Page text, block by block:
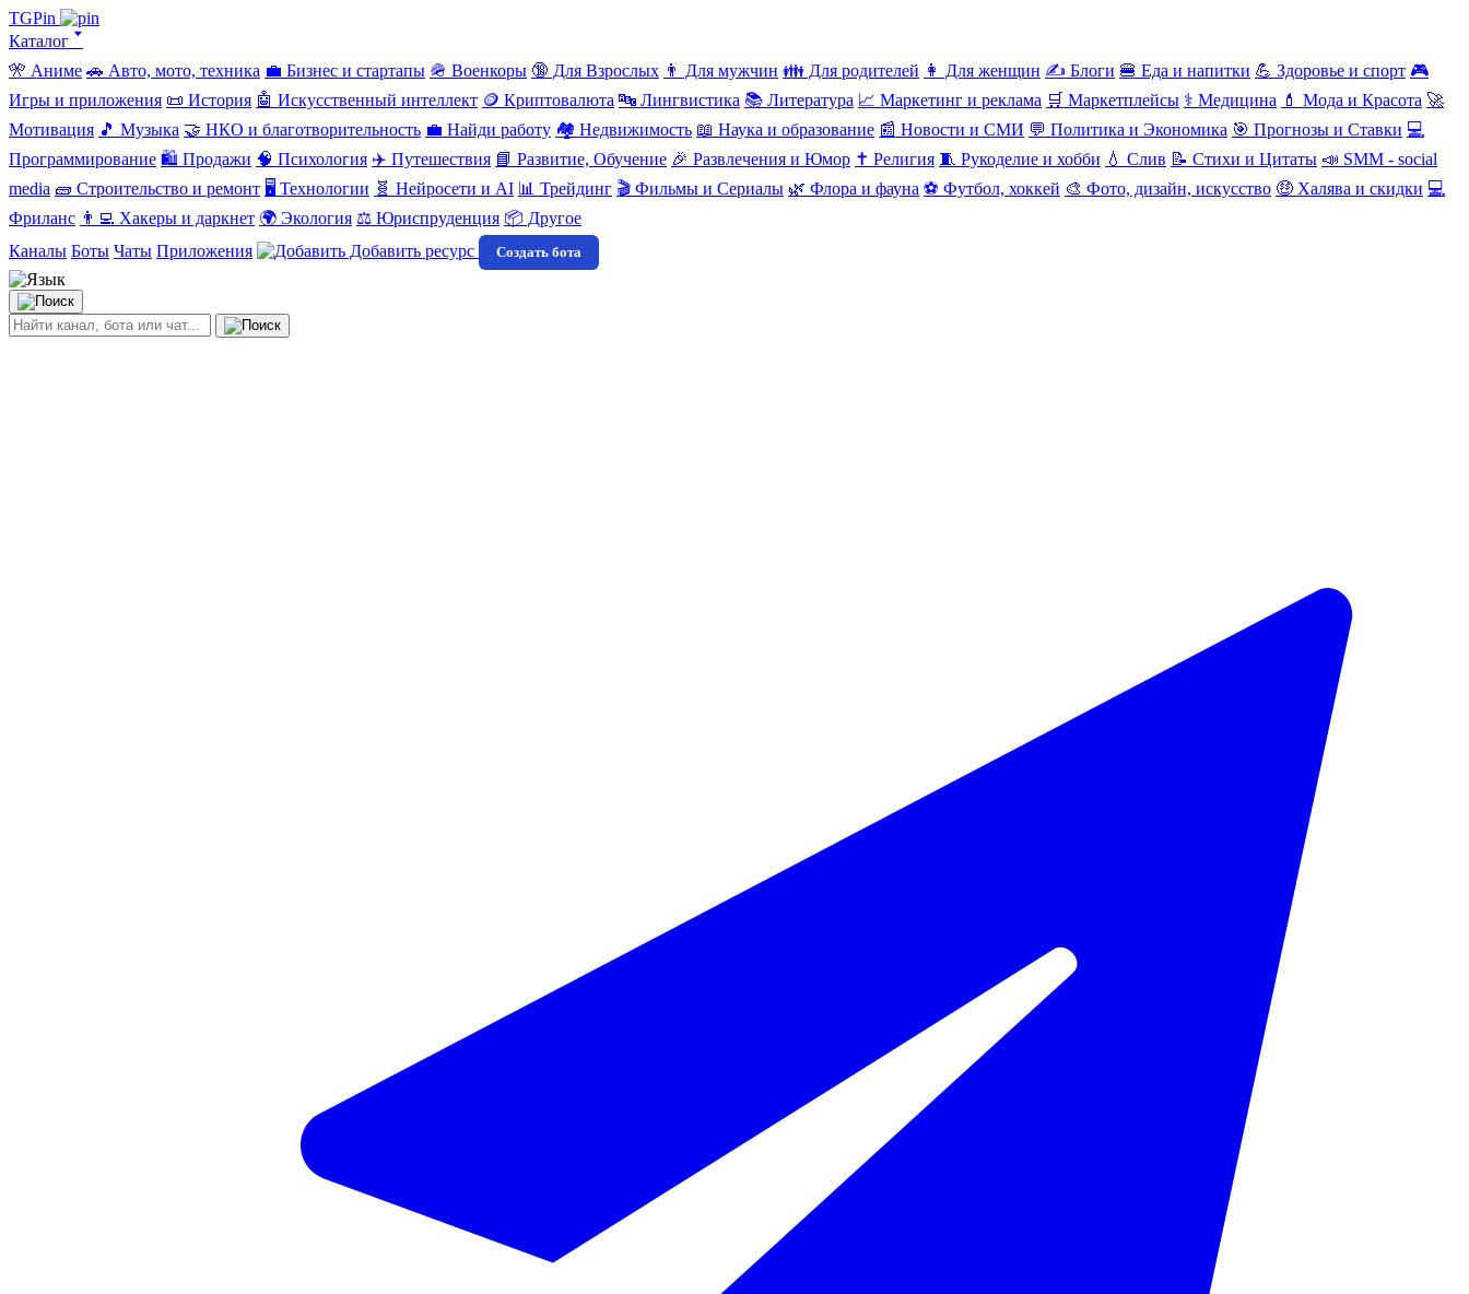
TGPin
Каталог 🢓
🎌 Аниме 🚗 Авто, мото, техника 💼 Бизнес и стартапы 🪖 Военкоры 🔞 Для Взрослых 👨 Для мужчин 👪 Для родителей 👩 Для женщин ✍️ Блоги 🍔 Еда и напитки 💪 Здоровье и спорт 🎮
Игры и приложения 📜 История 🤖 Искусственный интеллект 🪙 Криптовалюта 🔤 Лингвистика 📚 Литература 📈 Маркетинг и реклама 🛒 Маркетплейсы ⚕️ Медицина 💄 Мода и Красота 🚀
Мотивация 🎵 Музыка 🤝 НКО и благотворительность 💼 Найди работу 🏘️ Недвижимость 📖 Наука и образование 📰 Новости и СМИ 💬 Политика и Экономика 🎯 Прогнозы и Ставки 💻
Программирование 🛍️ Продажи 🧠 Психология ✈️ Путешествия 📘 Развитие, Обучение 🎉 Развлечения и Юмор ✝️ Религия 🧵 Рукоделие и хобби 💧 Слив 📝 Стихи и Цитаты 📣 SMM - social
media 🧱 Строительство и ремонт 🖥️ Технологии 🧬 Нейросети и AI 📊 Трейдинг 🎬 Фильмы и Сериалы 🌿 Флора и фауна ⚽ Футбол, хоккей 🎨 Фото, дизайн, искусство 🤑 Халява и скидки 💻
Фриланс 👨‍💻 Хакеры и даркнет 🌍 Экология ⚖️ Юриспруденция 📦 Другое
Каналы Боты Чаты Приложения Добавить ресурс Создать бота